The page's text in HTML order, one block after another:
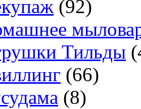
(92)
Тильды
(66)
(8)